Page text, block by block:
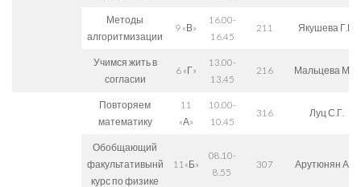
Методы
алгоритмизации
9 «В»
16.00-
16.45
211 Якушева Г.П.
Учимся жить в
согласии
6 «Г»
13.00-
13.45
216 Мальцева М.П.
Повторяем
математику
11
«А»
10.00-
10.45
316 Луц С.Г.
Обобщающий
факультативынй
курс по физике
11«Б»
08.10-
8.55
307 Арутюнян А.С.